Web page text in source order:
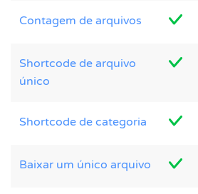
Contagem de arquivos
Shortcode de arquivo
único
Shortcode de categoria
Baixar um único arquivo